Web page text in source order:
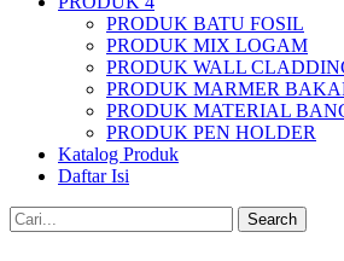
PRODUK BATU FOSIL
PRODUK MIX LOGAM
PRODUK WALL
PRODUK MARMER
PRODUK MATERIAL
PRODUK PEN HOLDER
Katalog Produk
Daftar Isi
Search